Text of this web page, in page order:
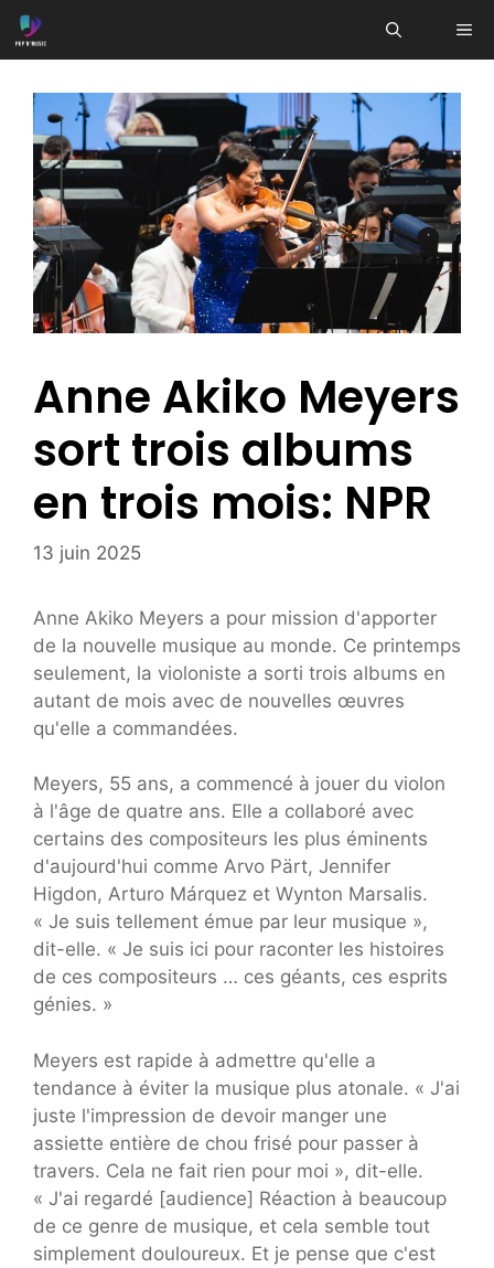
Aller
au
Anne Akiko Meyers
sort trois albums
en trois mois: NPR
13 juin 2025
Anne Akiko Meyers a pour mission d'apporter
de la nouvelle musique au monde. Ce printemps
seulement, la violoniste a sorti trois albums en
autant de mois avec de nouvelles œuvres
qu'elle a commandées.
Meyers, 55 ans, a commencé à jouer du violon
à l'âge de quatre ans. Elle a collaboré avec
certains des compositeurs les plus éminents
d'aujourd'hui comme Arvo Pärt, Jennifer
Higdon, Arturo Márquez et Wynton Marsalis.
« Je suis tellement émue par leur musique »,
dit-elle. « Je suis ici pour raconter les histoires
de ces compositeurs … ces géants, ces esprits
génies. »
Meyers est rapide à admettre qu'elle a
tendance à éviter la musique plus atonale. « J'ai
juste l'impression de devoir manger une
assiette entière de chou frisé pour passer à
travers. Cela ne fait rien pour moi », dit-elle.
« J'ai regardé [audience] Réaction à beaucoup
de ce genre de musique, et cela semble tout
simplement douloureux. Et je pense que c'est